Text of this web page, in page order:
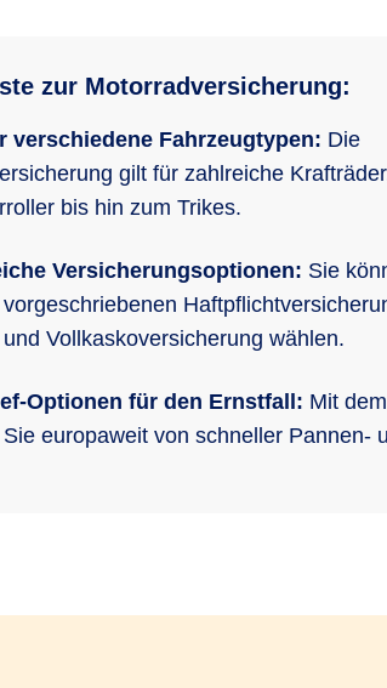
zur Motorradversicherung:
verschiedene Fahrzeugtypen: Die
gilt für zahlreiche
bis hin zum Trikes.
Versicherungsoptionen: Sie
Vollkaskoversicherung wählen.
Optionen für den Ernstfall: Mit
europaweit von schneller Pannen-